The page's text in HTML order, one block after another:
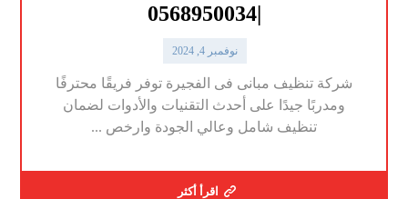
|0568950034
نوفمبر 4, 2024
شركة تنظيف مبانى فى الفجيرة توفر فريقًا محترفًا
ومدربًا جيدًا على أحدث التقنيات والأدوات لضمان
تنظيف شامل وعالي الجودة وارخص ...
اقرأ أكثر